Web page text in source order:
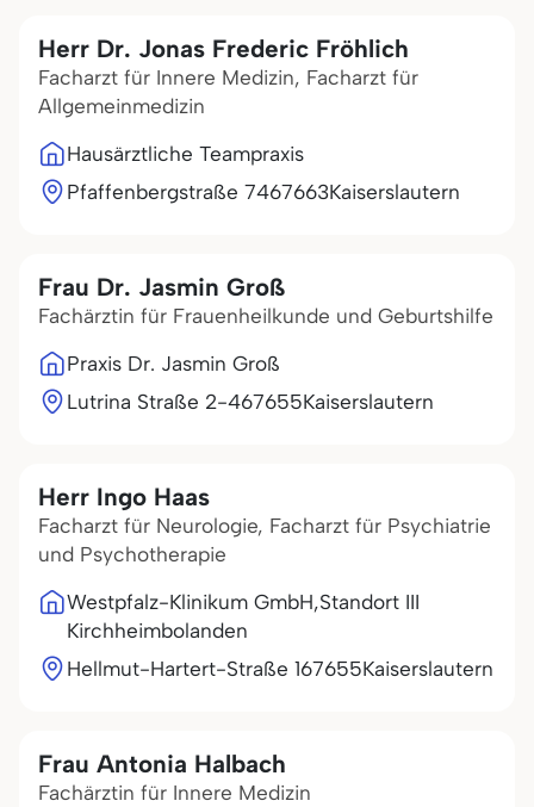
Herr Dr. Jonas Frederic Fröhlich
Facharzt für Innere Medizin, Facharzt für
Allgemeinmedizin
Hausärztliche Teampraxis
Pfaffenbergstraße 7467663Kaiserslautern
Frau Dr. Jasmin Groß
Fachärztin für Frauenheilkunde und Geburtshilfe
Praxis Dr. Jasmin Groß
Lutrina Straße 2-467655Kaiserslautern
Herr Ingo Haas
Facharzt für Neurologie, Facharzt für Psychiatrie
und Psychotherapie
Westpfalz-Klinikum GmbH,Standort III
Kirchheimbolanden
Hellmut-Hartert-Straße 167655Kaiserslautern
Frau Antonia Halbach
Fachärztin für Innere Medizin